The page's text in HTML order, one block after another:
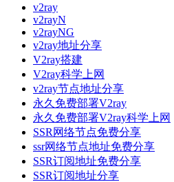
v2ray
v2rayN
v2rayNG
v2ray地址分享
V2ray搭建
V2ray科学上网
v2ray节点地址分享
永久免费部署V2ray
永久免费部署V2ray科学上网
SSR网络节点免费分享
ssr网络节点地址免费分享
SSR订阅地址免费分享
SSR订阅地址分享